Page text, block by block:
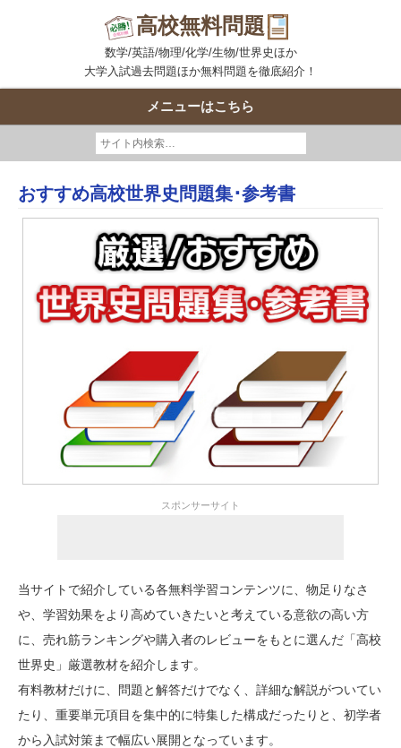
高校無料問題
数学/英語/物理/化学/生物/世界史ほか
大学入試過去問題ほか無料問題を徹底紹介！
メニューはこちら
おすすめ高校世界史問題集･参考書
スポンサーサイト
当サイトで紹介している各無料学習コンテンツに、物足りなさ
や、学習効果をより高めていきたいと考えている意欲の高い方
に、売れ筋ランキングや購入者のレビューをもとに選んだ「高校
世界史」厳選教材を紹介します。
有料教材だけに、問題と解答だけでなく、詳細な解説がついてい
たり、重要単元項目を集中的に特集した構成だったりと、初学者
から入試対策まで幅広い展開となっています。